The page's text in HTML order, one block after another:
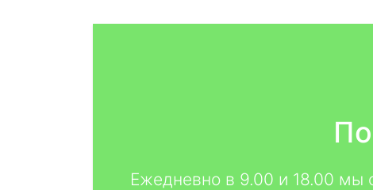
Ежедневно в 9.00 и 18.00 мы